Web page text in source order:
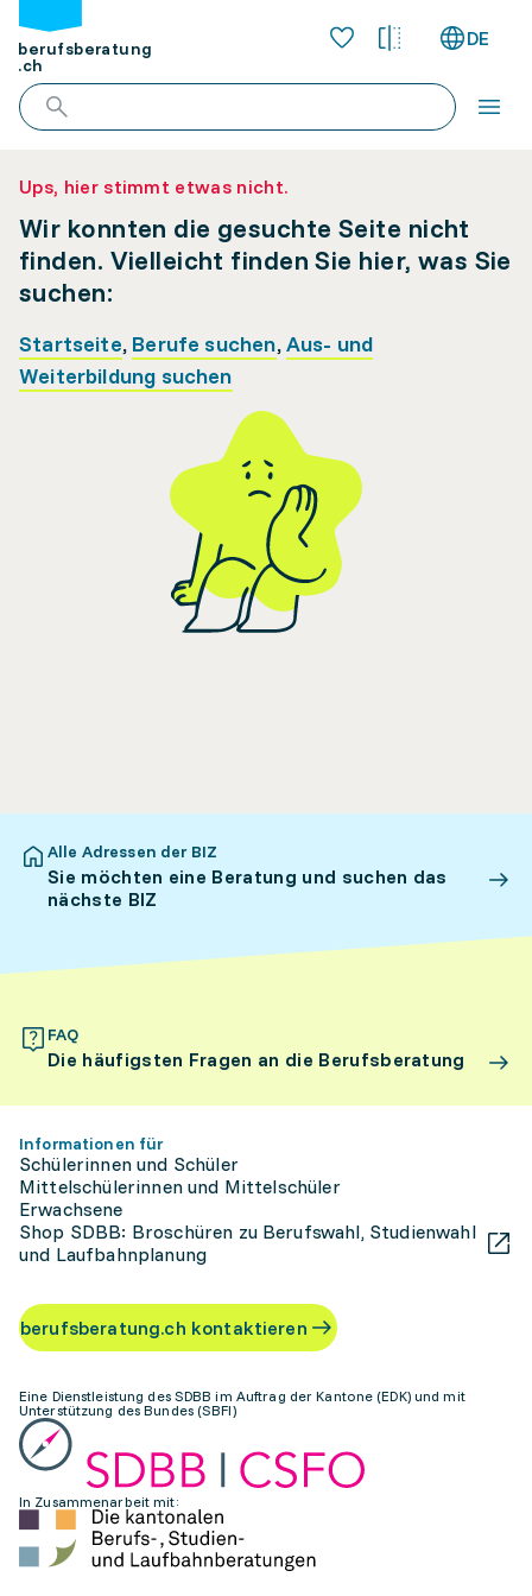
berufsberatung
.ch
DE
Ups, hier stimmt etwas nicht.
Wir konnten die gesuchte Seite nicht
finden. Vielleicht finden Sie hier, was Sie
suchen:
Startseite, Berufe suchen,Aus- und
Weiterbildung suchen
Alle Adressen der BIZ
Sie möchten eine Beratung und suchen das
nächste BIZ
FAQ
Die häufigsten Fragen an die Berufsberatung
Informationen für
Schülerinnen und Schüler
Mittelschülerinnen und Mittelschüler
Erwachsene
Shop SDBB: Broschüren zu Berufswahl, Studienwahl
und Laufbahnplanung
berufsberatung.ch kontaktieren
Eine Dienstleistung des SDBB im Auftrag der Kantone (EDK) und mit
Unterstützung des Bundes (SBFI)
In Zusammenarbeit mit: